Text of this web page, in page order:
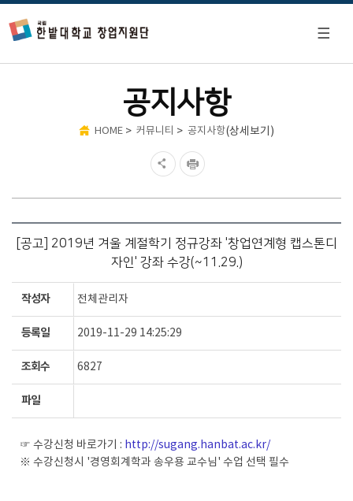
공지사항
HOME > 커뮤니티 > 공지사항(상세보기)
[공고] 2019년 겨울 계절학기 정규강좌 '창업연계형 캡스톤디
자인' 강좌 수강(~11.29.)
작성자 전체관리자
등록일 2019-11-29 14:25:29
조회수 6827
파일
☞ 수강신청 바로가기 : http://sugang.hanbat.ac.kr/
※ 수강신청시 '경영회계학과 송우용 교수님' 수업 선택 필수